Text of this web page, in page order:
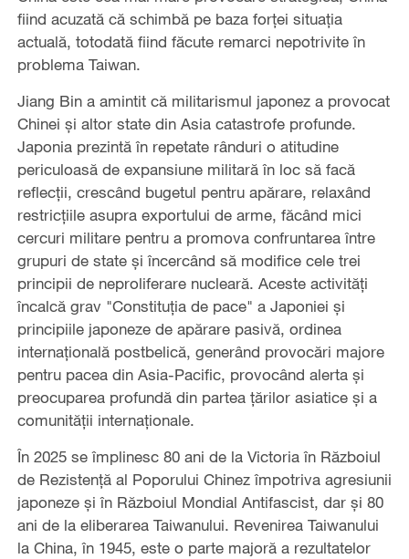
fiind acuzată că schimbă pe baza forței situația
actuală, totodată fiind făcute remarci nepotrivite în
problema Taiwan.
Jiang Bin a amintit că militarismul japonez a provocat
Chinei și altor state din Asia catastrofe profunde.
Japonia prezintă în repetate rânduri o atitudine
periculoasă de expansiune militară în loc să facă
reflecții, crescând bugetul pentru apărare, relaxând
restricțiile asupra exportului de arme, făcând mici
cercuri militare pentru a promova confruntarea între
grupuri de state și încercând să modifice cele trei
principii de neproliferare nucleară. Aceste activități
încalcă grav "Constituția de pace" a Japoniei și
principiile japoneze de apărare pasivă, ordinea
internațională postbelică, generând provocări majore
pentru pacea din Asia-Pacific, provocând alerta și
preocuparea profundă din partea țărilor asiatice și a
comunității internaționale.
În 2025 se împlinesc 80 ani de la Victoria în Războiul
de Rezistență al Poporului Chinez împotriva agresiunii
japoneze și în Războiul Mondial Antifascist, dar și 80
ani de la eliberarea Taiwanului. Revenirea Taiwanului
la China, în 1945, este o parte majoră a rezultatelor